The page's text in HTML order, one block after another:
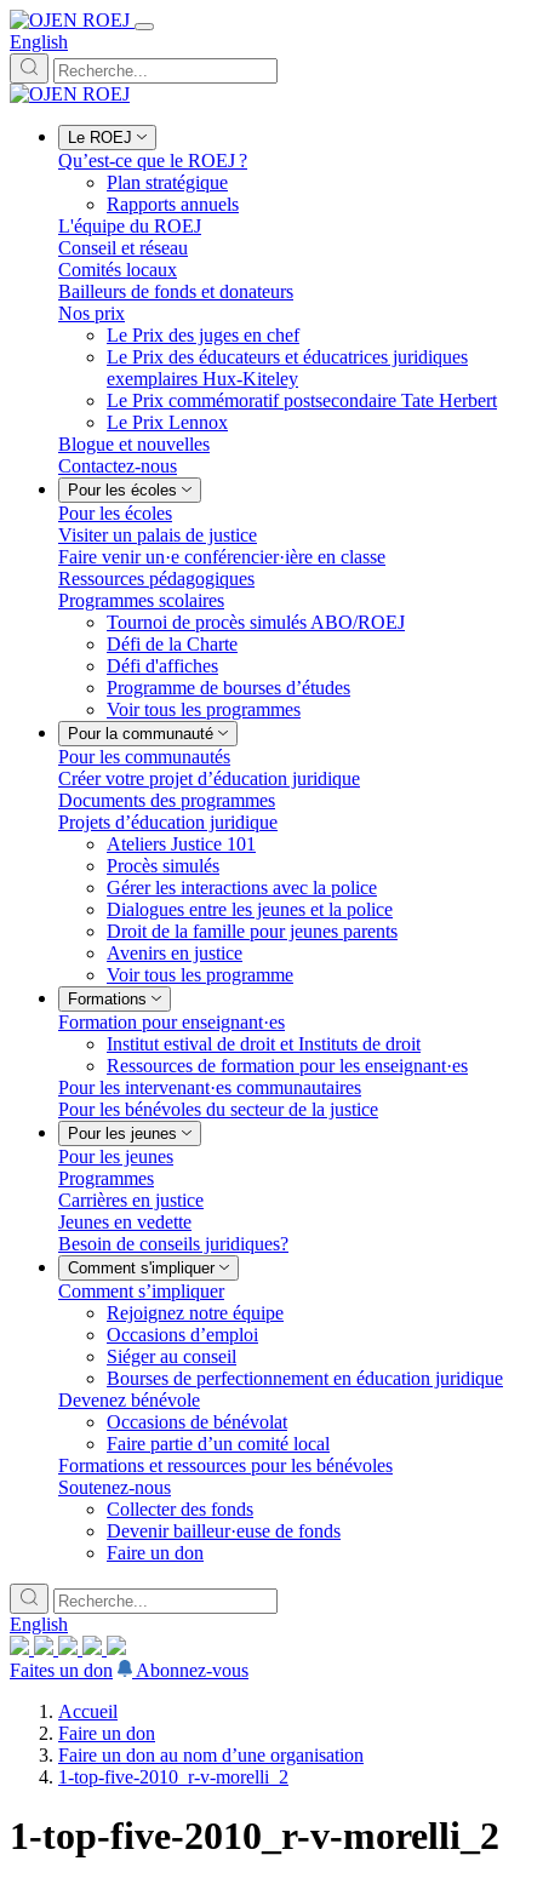
English
Le ROEJ
Qu’est-ce que le ROEJ ?
Plan stratégique
Rapports annuels
L'équipe du ROEJ
Conseil et réseau
Comités locaux
Bailleurs de fonds et donateurs
Nos prix
Le Prix des juges en chef
Le Prix des éducateurs et éducatrices juridiques
exemplaires Hux-Kiteley
Le Prix commémoratif postsecondaire Tate Herbert
Le Prix Lennox
Blogue et nouvelles
Contactez-nous
Pour les écoles
Pour les écoles
Visiter un palais de justice
Faire venir un·e conférencier·ière en classe
Ressources pédagogiques
Programmes scolaires
Tournoi de procès simulés ABO/ROEJ
Défi de la Charte
Défi d'affiches
Programme de bourses d’études
Voir tous les programmes
Pour la communauté
Pour les communautés
Créer votre projet d’éducation juridique
Documents des programmes
Projets d’éducation juridique
Ateliers Justice 101
Procès simulés
Gérer les interactions avec la police
Dialogues entre les jeunes et la police
Droit de la famille pour jeunes parents
Avenirs en justice
Voir tous les programme
Formations
Formation pour enseignant·es
Institut estival de droit et Instituts de droit
Ressources de formation pour les enseignant·es
Pour les intervenant·es communautaires
Pour les bénévoles du secteur de la justice
Pour les jeunes
Pour les jeunes
Programmes
Carrières en justice
Jeunes en vedette
Besoin de conseils juridiques?
Comment s'impliquer
Comment s’impliquer
Rejoignez notre équipe
Occasions d’emploi
Siéger au conseil
Bourses de perfectionnement en éducation juridique
Devenez bénévole
Occasions de bénévolat
Faire partie d’un comité local
Formations et ressources pour les bénévoles
Soutenez-nous
Collecter des fonds
Devenir bailleur·euse de fonds
Faire un don
English
Faites un don
Abonnez-vous
Accueil
Faire un don
Faire un don au nom d’une organisation
1-top-five-2010_r-v-morelli_2
1-top-five-2010_r-v-morelli_2